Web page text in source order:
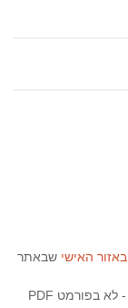
באזור האישי שבאתר
לא ניתן להוריד את הספר למחשב או לטלפון הנייד - לא בפורמט PDF